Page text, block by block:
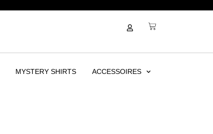
MYSTERY SHIRTS
ACCESSOIRES